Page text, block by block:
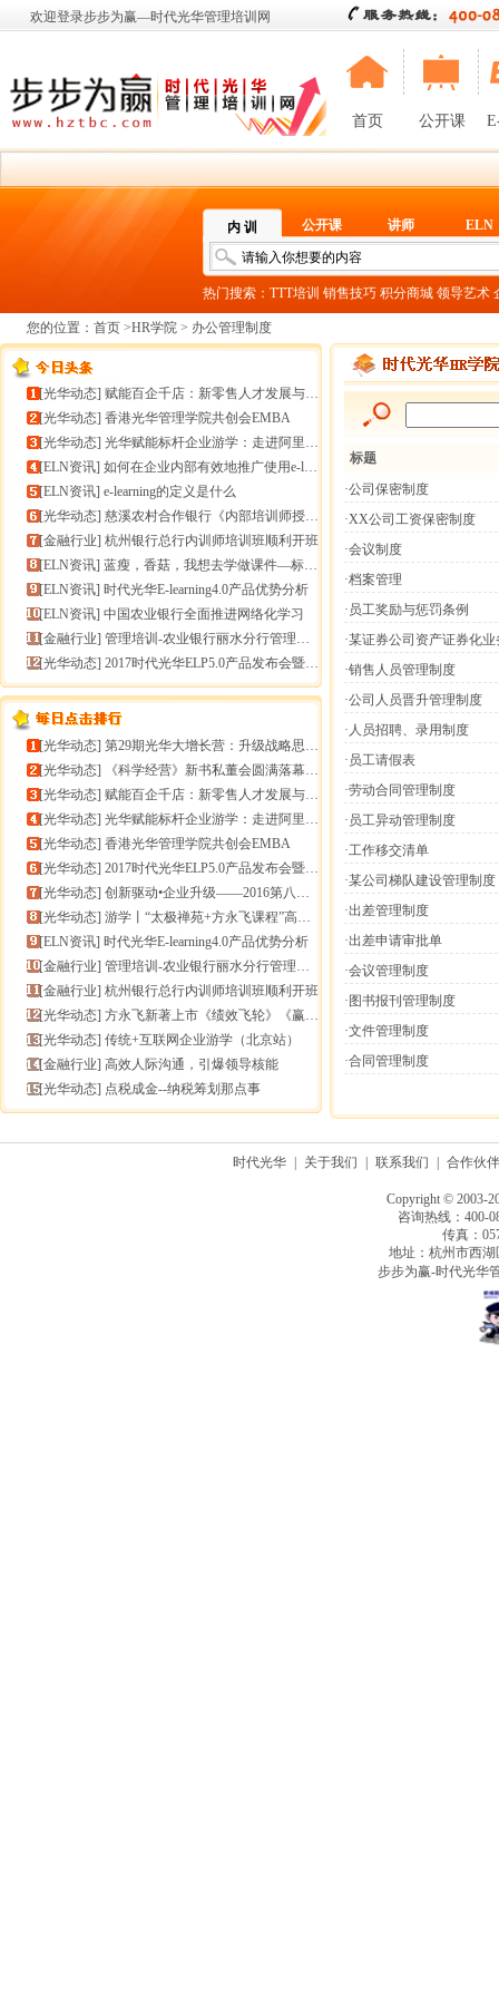
欢迎登录步步为赢—时代光华管理培训网
首页 公开课
内 训 公开课 讲师 ELN
热门搜索： TTT培训 销售技巧 积分商城 领导艺术
您的位置： 首页 >HR学院 > 办公管理制度
[光华动态] 赋能百企千店：新零售人才发展与组织能力微诊断
[光华动态] 香港光华管理学院共创会EMBA
[光华动态] 光华赋能标杆企业游学：走进阿里巴巴+绿城管理集团
[ELN资讯] 如何在企业内部有效地推广使用e-learning
[ELN资讯] e-learning的定义是什么
[光华动态] 慈溪农村合作银行《内部培训师授课技能提升》报导
[金融行业] 杭州银行总行内训师培训班顺利开班
[ELN资讯] 蓝瘦，香菇，我想去学做课件—标准课件制作分享会
[ELN资讯] 时代光华E-learning4.0产品优势分析
[ELN资讯] 中国农业银行全面推进网络化学习
[金融行业] 管理培训-农业银行丽水分行管理培训
[光华动态] 2017时代光华ELP5.0产品发布会暨构建企业员工
[光华动态] 第29期光华大增长营：升级战略思维，加速企业增长
[光华动态]
《科学经营》新书私董会圆满落幕｜用科学经营助推企业高
[光华动态] 赋能百企千店：新零售人才发展与组织能力微诊断
[光华动态] 光华赋能标杆企业游学：走进阿里巴巴+绿城管理集团
[光华动态] 香港光华管理学院共创会EMBA
[光华动态] 2017时代光华ELP5.0产品发布会暨构建企业员工
[光华动态] 创新驱动•企业升级——2016第八届（中
[光华动态] 游学丨“太极禅苑+方永飞课程”高端商圈项目启动
[ELN资讯] 时代光华E-learning4.0产品优势分析
[金融行业] 管理培训-农业银行丽水分行管理培训
[金融行业] 杭州银行总行内训师培训班顺利开班
[光华动态] 方永飞新著上市《绩效飞轮》《赢在中层》六折抢鲜！
[光华动态] 传统+互联网企业游学（北京站）
[金融行业] 高效人际沟通，引爆领导核能
[光华动态] 点税成金--纳税筹划那点事
标题
·公司保密制度
·XX公司工资保密制度
·会议制度
·档案管理
·员工奖励与惩罚条例
·某证券公司资产证券化
·销售人员管理制度
·公司人员晋升管理制度
·人员招聘、录用制度
·员工请假表
·劳动合同管理制度
·员工异动管理制度
·工作移交清单
·某公司梯队建设管理制度
·出差管理制度
·出差申请审批单
·会议管理制度
·图书报刊管理制度
·文件管理制度
·合同管理制度
时代光华 关于我们 联系我们 合作伙伴
Copyright © 2003-
咨询热线：400-
传真：
地址：杭州市西
步步为赢-时代光华